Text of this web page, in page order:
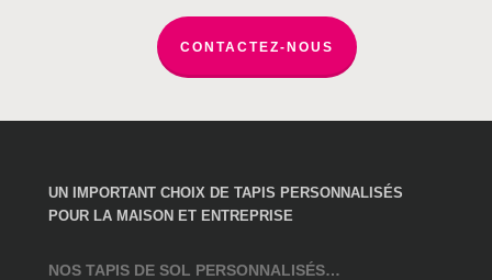
page
du
produit
page
du
produit
CONTACTEZ-NOUS
UN IMPORTANT CHOIX DE TAPIS PERSONNALISÉS
POUR LA MAISON ET ENTREPRISE
NOS TAPIS DE SOL PERSONNALISÉS…